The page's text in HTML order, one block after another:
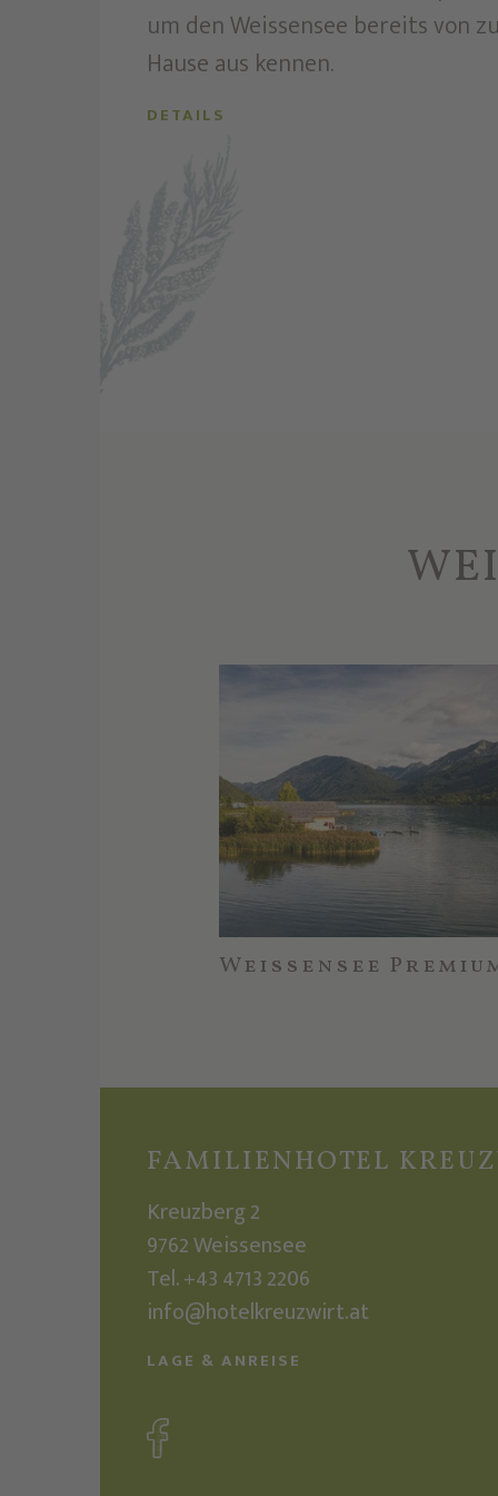
um den Weissensee bereits von
Hause aus kennen.
DETAILS
Weissensee
FAMILIENHOTEL
Kreuzberg 2
9762Weissensee
Tel.+43 4713 2206
info@hotelkreuzwirt.at
LAGE & ANREISE